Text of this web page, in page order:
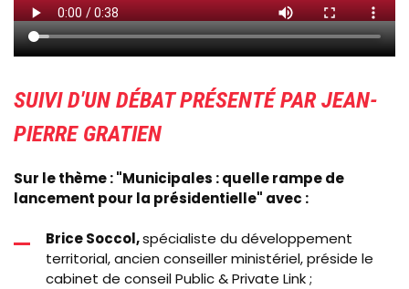
SUIVI D'UN DÉBAT PRÉSENTÉ PAR JEAN-
PIERRE GRATIEN
Sur le thème : "Municipales : quelle rampe de
lancement pour la présidentielle" avec :
Brice Soccol,spécialiste du déve­lop­pement
territorial, ancien conseil­ler ministériel, préside le
cabinet de conseil Public &Private Link ;